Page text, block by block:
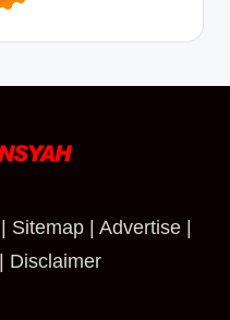
Sitemap Advertise
Disclaimer